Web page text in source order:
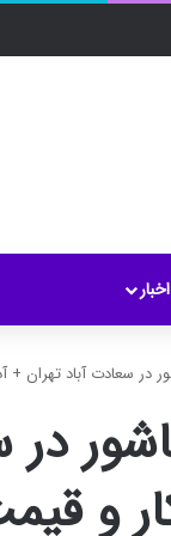
اخبار
در سعادت‌ آباد
و